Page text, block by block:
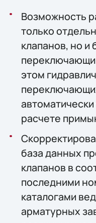
Возможность
только
клапанов, но и
этом
расчете
база данных
клапанов в
последними
каталогами
арматурных